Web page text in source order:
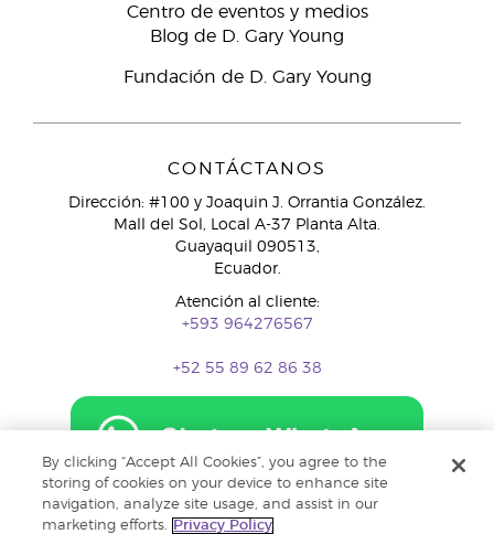
Centro de eventos y medios
Blog de D. Gary Young
Fundación de D. Gary Young
CONTÁCTANOS
Dirección: #100 y Joaquin J. Orrantia González.
Mall del Sol, Local A-37 Planta Alta.
Guayaquil 090513,
Ecuador.
Atención al cliente:
+593 964276567
+52 55 89 62 86 38
By clicking “Accept All Cookies”, you agree to the
storing of cookies on your device to enhance site
navigation, analyze site usage, and assist in our
marketing efforts.
Privacy Policy